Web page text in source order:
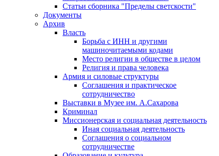
Статьи сборника "Пределы светскости"
Документы
Архив
Власть
Борьба с ИНН и другими
машиночитаемыми кодами
Место религии в обществе в целом
Религия и права человека
Армия и силовые структуры
Соглашения и практическое
сотрудничество
Выставки в Музее им. А.Сахарова
Криминал
Миссионерская и социальная деятельность
Иная социальная деятельность
Соглашения о социальном
сотрудничестве